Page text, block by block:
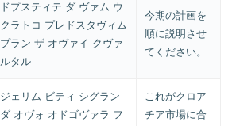
ドプスティテ ダ ヴァム ウ
クラトコ プレドスタヴィム
プラン ザ オヴァイ クヴァ
ルタル
今期の計画を
順に説明させ
てください。
ジェリム ビティ シグラン
ダ オヴォ オドゴヴァラ フ
これがクロア
チア市場に合